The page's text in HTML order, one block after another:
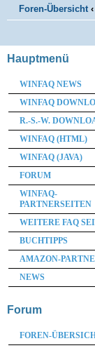
Foren-Übersicht ‹
Hauptmenü
WINFAQ NEWS
WINFAQ
R.-S.-W.
WINFAQ (HTML)
WINFAQ (JAVA)
FORUM
WINFAQ-
PARTNERSEITEN
WEITERE FAQ
BUCHTIPPS
AMAZON-
NEWS
Forum
FOREN-